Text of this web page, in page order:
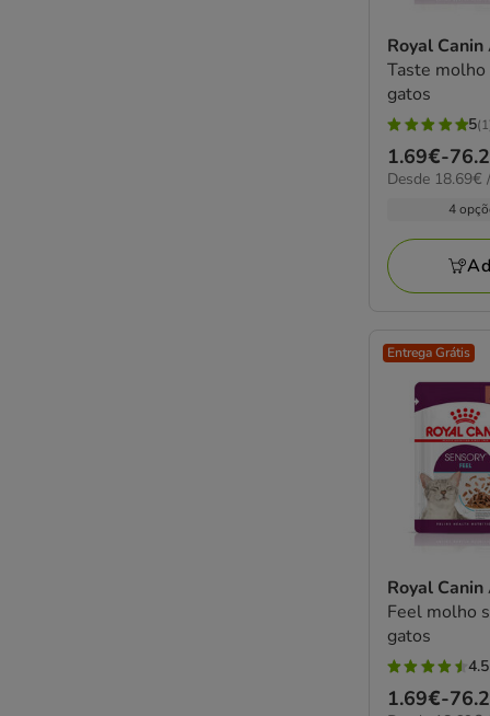
Royal Canin
Taste molho
gatos
5
estrelas
com
avaliações
5
Preço
de
76.25€
1.69€-
18.69€
Desde 18.69€
4
Entrega Grátis
Royal Canin
Feel molho
gatos
4.5
estrelas
4.5
Preço
1.69€-